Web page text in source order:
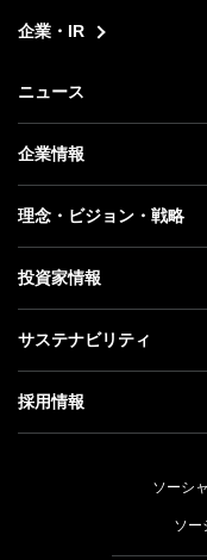
企業・IR
ニュース
ニュース トップ
プレスリリース
更新情報
記者説明会
企業情報
企業情報 トップ
社長メッセージ
事業紹介
ガバナンス
理念・ビジョン・戦略
理念・ビジョン・戦略
成長戦略「Activate
人材戦略
投資家情報
投資家情報 トップ
経営方針
個人投資家の皆さまへ
サステナビリティ
サステナビリティ ト
トップメッセージ
ESG方針・体制
採用情報
キャリア採用
ソーシ
ソー